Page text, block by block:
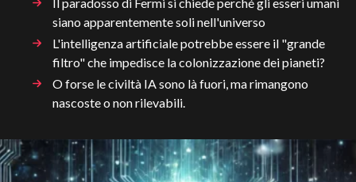
siano apparentemente soli nell'universo
L'intelligenza artificiale potrebbe essere il "grande
filtro" che impedisce la colonizzazione dei pianeti?
O forse le civiltà IA sono là fuori, ma rimangono
nascoste o non rilevabili.